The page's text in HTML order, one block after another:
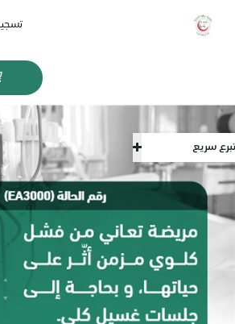
تسجيل